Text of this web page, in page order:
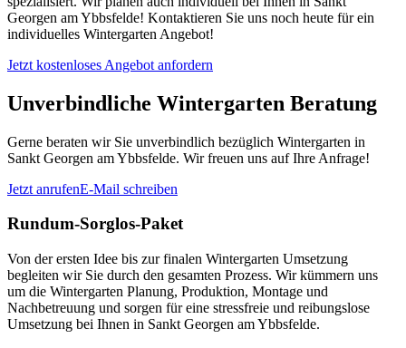
Georgen am Ybbsfelde! Kontaktieren Sie uns noch heute für ein
individuelles Wintergarten Angebot!
Jetzt kostenloses Angebot anfordern
Unverbindliche Wintergarten Beratung
Gerne beraten wir Sie unverbindlich bezüglich Wintergarten in
Sankt Georgen am Ybbsfelde. Wir freuen uns auf Ihre Anfrage!
Jetzt anrufenE-Mail schreiben
Rundum-Sorglos-Paket
Von der ersten Idee bis zur finalen Wintergarten Umsetzung
begleiten wir Sie durch den gesamten Prozess. Wir kümmern uns
um die Wintergarten Planung, Produktion, Montage und
Nachbetreuung und sorgen für eine stressfreie und reibungslose
Umsetzung bei Ihnen in Sankt Georgen am Ybbsfelde.